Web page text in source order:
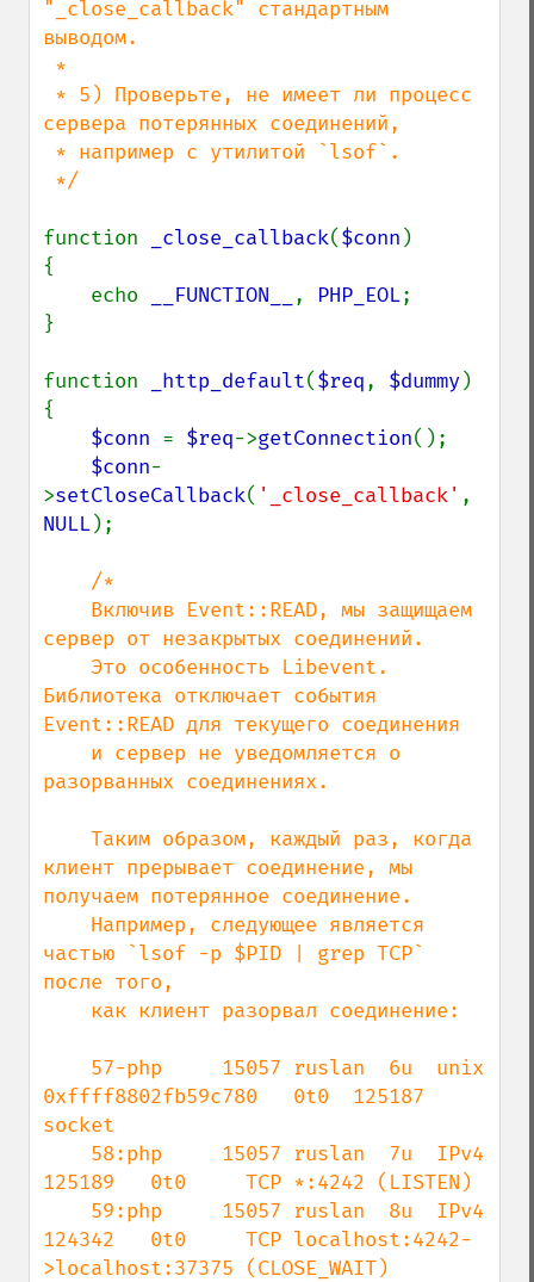
"_close_callback" стандартным
выводом.
сервера потерянных соединений,
function _close_callback($conn )
{
    echo
__FUNCTION__ , PHP_EOL;
}
function _http_default($req, $dummy)
{
$conn = $req->getConnection();
$conn-
>setCloseCallback( '_close_callback'
NULL);
/*
сервер от незакрытых соединений.
Библиотека отключает события
Event::READ для текущего соединения
разорванных соединениях.
клиент прерывает соединение, мы
получаем потерянное соединение.
частью `lsof -p $PID | grep TCP`
после того,
0xffff8802fb59c780   0t0  125187
socket
125189   0t0     TCP *:4242 (LISTEN)
124342   0t0     TCP localhost:4242-
>localhost:37375 (CLOSE_WAIT)